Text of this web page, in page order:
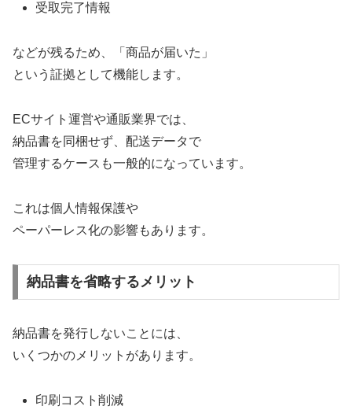
受取完了情報
などが残るため、「商品が届いた」
という証拠として機能します。
ECサイト運営や通販業界では、
納品書を同梱せず、配送データで
管理するケースも一般的になっています。
これは個人情報保護や
ペーパーレス化の影響もあります。
納品書を省略するメリット
納品書を発行しないことには、
いくつかのメリットがあります。
印刷コスト削減